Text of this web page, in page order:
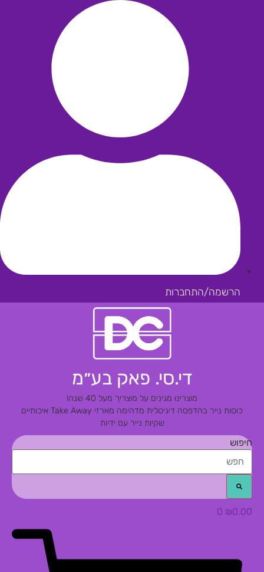
הרשמה/התחברות
די.סי. פאק בע״מ
מוצרינו מגינים על מוצריך מעל 40 שנה!
כוסות נייר בהדפסה דיגיטלית מדהימהמארזי Take Away איכותיים
שקיות נייר עם ידיות
חיפוש
₪0.00
0